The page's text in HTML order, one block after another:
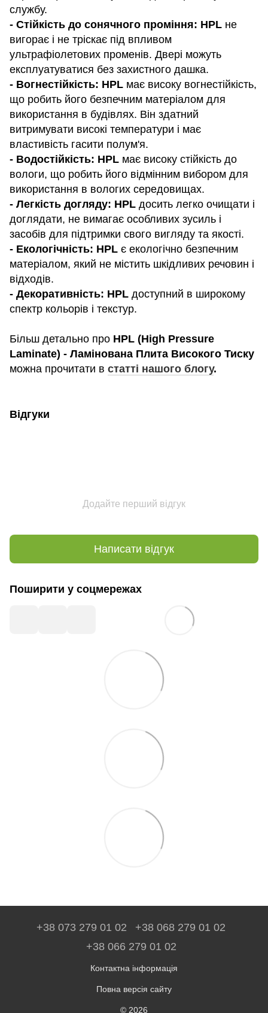
службу.
- Стійкість до сонячного проміння: HPL не
вигорає і не тріскає під впливом
ультрафіолетових променів. Двері можуть
експлуатуватися без захистного дашка.
- Вогнестійкість: HPL має високу вогнестійкість,
що робить його безпечним матеріалом для
використання в будівлях. Він здатний
витримувати високі температури і має
властивість гасити полум'я.
- Водостійкість: HPL має високу стійкість до
вологи, що робить його відмінним вибором для
використання в вологих середовищах.
- Легкість догляду: HPL досить легко очищати і
доглядати, не вимагає особливих зусиль і
засобів для підтримки свого вигляду та якості.
- Екологічність: HPL є екологічно безпечним
матеріалом, який не містить шкідливих речовин і
відходів.
- Декоративність: HPL доступний в широкому
спектр кольорів і текстур.
Більш детально про HPL (High Pressure
Laminate) - Ламінована Плита Високого Тиску
можна прочитати в статті нашого блогу.
Відгуки
Додайте перший відгук
Написати відгук
Поширити у соцмережах
+38 073 279 01 02
+38 068 279 01 02
+38 066 279 01 02
Контактна інформація
Повна версія сайту
© 2026